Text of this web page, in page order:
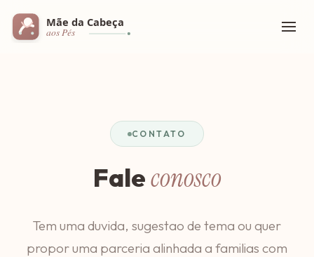
CONTATO
Faleconosco
Tem uma duvida, sugestao de tema ou quer
propor uma parceria alinhada a familias com